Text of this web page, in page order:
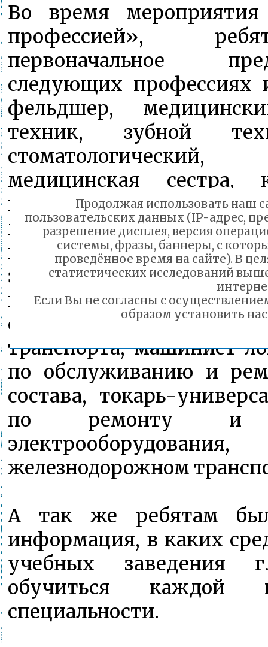
Во время
профессией»,
первоначальное
следующих профессиях
фельдшер,
техник, зубной
медицинская сестра,
продавец, геолог,
мастер, эколог,
парковое и
экономист, механик,
коммерция (по
обслуживание и
транспорта, машинист
по обслуживанию и
состава, токарь-
по ремонту и
железнодорожном
А так же ребятам
информация, в каких
учебных
обучиться каждой
специальности.
Продолжая использовать наш
пользовательских данных (IP-адрес,
разрешение дисплея, версия
системы, фразы, баннеры, с
проведённое время на сайте). В
статистических исследований
Если Вы не согласны с
образом установить